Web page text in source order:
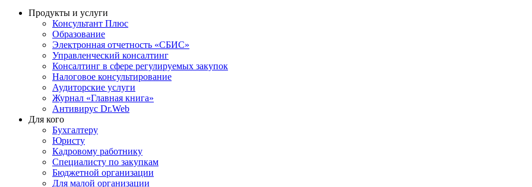
Продукты и услуги
Консультант Плюс
Образование
Электронная отчетность «СБИС»
Управленческий консалтинг
Консалтинг в сфере регулируемых закупок
Налоговое консультирование
Аудиторские услуги
Журнал «Главная книга»
Антивирус Dr.Web
Для кого
Бухгалтеру
Юристу
Кадровому работнику
Специалисту по закупкам
Бюджетной организации
Для малой организации